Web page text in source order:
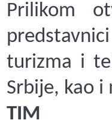
Prilikom
turizma i
Srbije, kao
TIM